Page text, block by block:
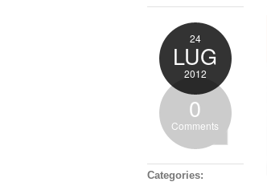
24
LUG
2012
0
Comments
Categories: